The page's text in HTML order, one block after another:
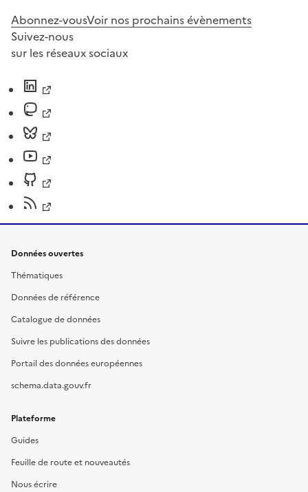
Abonnez-vousVoir nos prochains évènements
Suivez-nous
sur les réseaux sociaux
Données ouvertes
Thématiques
Données de référence
Catalogue de données
Suivre les publications des données
Portail des données européennes
schema.data.gouv.fr
Plateforme
Guides
Feuille de route et nouveautés
Nous écrire